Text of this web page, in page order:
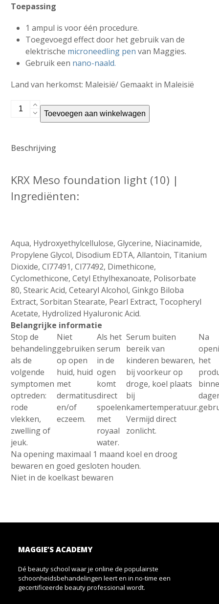
Toepassing
1 ampul is voor één procedure.
Toegevoegd effect door het gebruik van de
elektrische microneedling pen van Maggies.
Gebruik een nano-naald.
Land van herkomst: Maleisië/ Gemaakt in Maleisië
KRX
foundation
aantal
Toevoegen aan winkelwagen
Beschrijving
KRX Meso foundation light (10) |
Ingrediënten:
Aqua, Hydroxyethylcellulose, Glycerine, Niacinamide,
Propylene Glycol, Disodium EDTA, Allantoin, Titanium
Dioxide, Cl77491, Cl77492, Dimethicone,
Cyclomethicone, Cetyl Ethylhexanoate, Polisorbate
80, Stearic Acid, Cetearyl Alcohol, Ginkgo Biloba
Extract, Sorbitan Stearate, Pearl Extract, Tocopheryl
Acetate, Hydrolized Hyaluronic Acid.
Belangrijke informatie
Stop de
behandeling
als de
volgende
symptomen
optreden:
rode
vlekken,
zwelling of
jeuk.
Niet
gebruiken
op open
huid, huid
met
dermatitus
en/of
eczeem.
Als het
serum
in de
ogen
komt
direct
spoelen
met
royaal
water.
Serum buiten
bereik van
kinderen bewaren,
bij voorkeur op
droge, koel plaats
bij
kamertemperatuur.
Vermijd direct
zonlicht.
Na
het
Na opening maximaal 1 maand koel en droog
bewaren en goed gesloten houden.
Niet in de koelkast bewaren
MAGGIE’S ACADEMY
Dé beauty school waar je online de populairste
schoonheidsbehandelingen leert en in no-time een
gecertificeerde beauty professional wordt.